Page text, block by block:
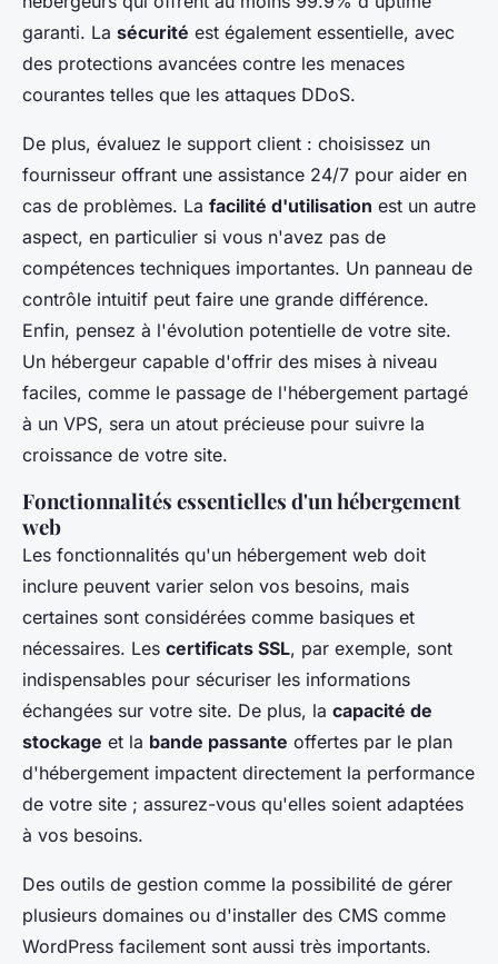
garanti. La sécurité est également essentielle, avec
des protections avancées contre les menaces
courantes telles que les attaques DDoS.
De plus, évaluez le support client : choisissez un
fournisseur offrant une assistance 24/7 pour aider en
cas de problèmes. La facilité d'utilisation est un autre
aspect, en particulier si vous n'avez pas de
compétences techniques importantes. Un panneau de
contrôle intuitif peut faire une grande différence.
Enfin, pensez à l'évolution potentielle de votre site.
Un hébergeur capable d'offrir des mises à niveau
faciles, comme le passage de l'hébergement partagé
à un VPS, sera un atout précieuse pour suivre la
croissance de votre site.
Fonctionnalités essentielles d'un hébergement
web
Les fonctionnalités qu'un hébergement web doit
inclure peuvent varier selon vos besoins, mais
certaines sont considérées comme basiques et
nécessaires. Les certificats SSL, par exemple, sont
indispensables pour sécuriser les informations
échangées sur votre site. De plus, la capacité de
stockage et la bande passante offertes par le plan
d'hébergement impactent directement la performance
de votre site ; assurez-vous qu'elles soient adaptées
à vos besoins.
Des outils de gestion comme la possibilité de gérer
plusieurs domaines ou d'installer des CMS comme
WordPress facilement sont aussi très importants.